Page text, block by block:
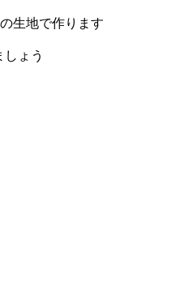
生地で作ります
ょう